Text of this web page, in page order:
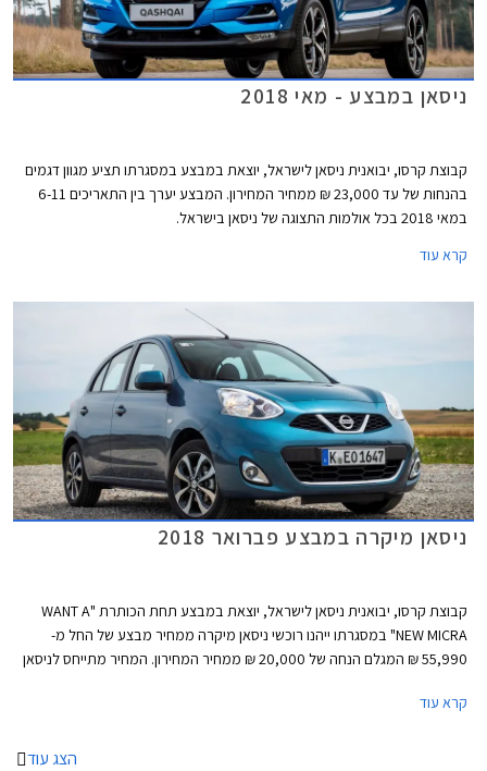
ניסאן במבצע - מאי 2018
קבוצת קרסו, יבואנית ניסאן לישראל, יוצאת במבצע במסגרתו תציע מגוון דגמים
בהנחות של עד 23,000 ₪ ממחיר המחירון. המבצע יערך בין התאריכים 6-11
במאי 2018 בכל אולמות התצוגה של ניסאן בישראל.
קרא עוד
ניסאן מיקרה במבצע פברואר 2018
קבוצת קרסו, יבואנית ניסאן לישראל, יוצאת במבצע תחת הכותרת "WANT A
NEW MICRA" במסגרתו ייהנו רוכשי ניסאן מיקרה ממחיר מבצע של החל מ-
55,990 ₪ המגלם הנחה של 20,000 ₪ ממחיר המחירון. המחיר מתייחס לניסאן
קרא עוד
הצג עוד